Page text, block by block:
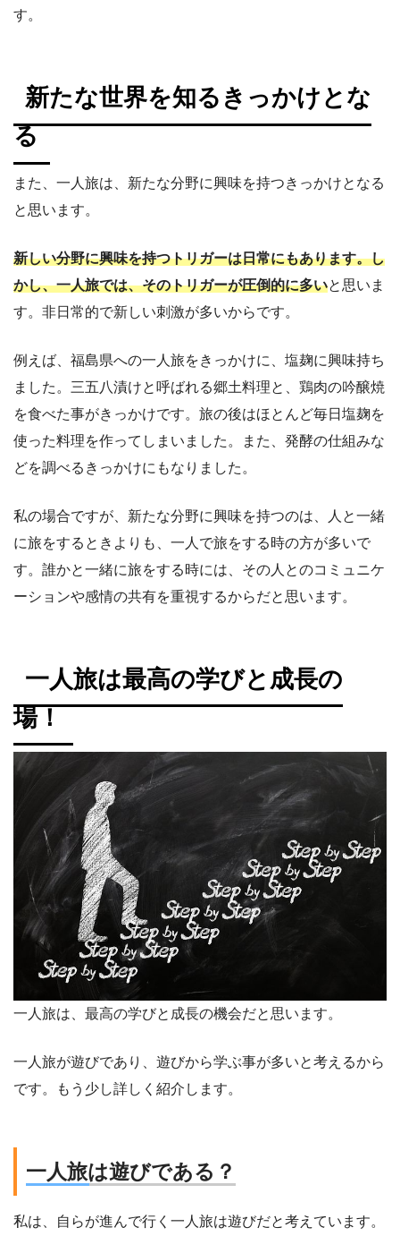
す。
新たな世界を知るきっかけとな
る
また、一人旅は、新たな分野に興味を持つきっかけとなる
と思います。
新しい分野に興味を持つトリガーは日常にもあります。し
かし、一人旅では、そのトリガーが圧倒的に多いと思いま
す。非日常的で新しい刺激が多いからです。
例えば、福島県への一人旅をきっかけに、塩麹に興味持ち
ました。三五八漬けと呼ばれる郷土料理と、鶏肉の吟醸焼
を食べた事がきっかけです。旅の後はほとんど毎日塩麹を
使った料理を作ってしまいました。また、発酵の仕組みな
どを調べるきっかけにもなりました。
私の場合ですが、新たな分野に興味を持つのは、人と一緒
に旅をするときよりも、一人で旅をする時の方が多いで
す。誰かと一緒に旅をする時には、その人とのコミュニケ
ーションや感情の共有を重視するからだと思います。
一人旅は最高の学びと成長の
場！
一人旅は、最高の学びと成長の機会だと思います。
一人旅が遊びであり、遊びから学ぶ事が多いと考えるから
です。もう少し詳しく紹介します。
一人旅は遊びである？
私は、自らが進んで行く一人旅は遊びだと考えています。